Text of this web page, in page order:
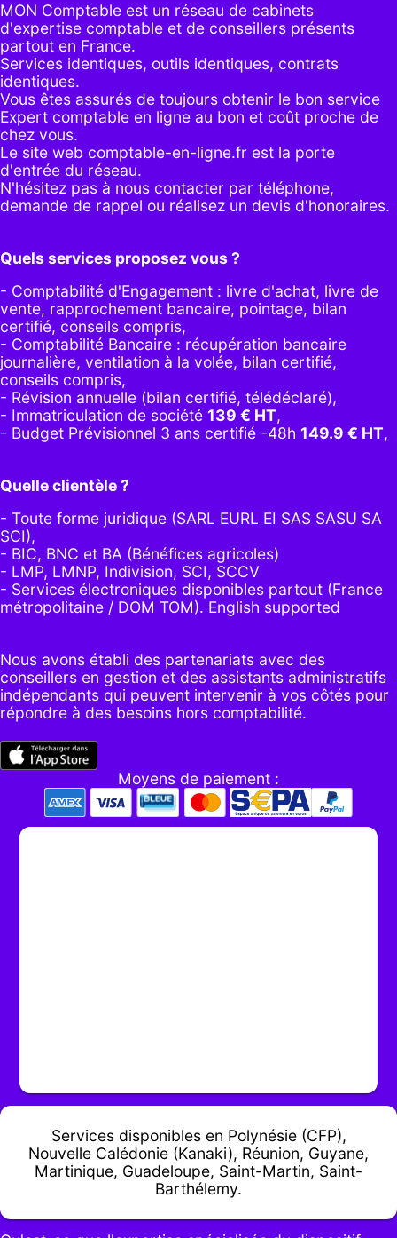
MON Comptable est un réseau de cabinets
d'expertise comptable et de conseillers présents
partout en France.
Services identiques, outils identiques, contrats
identiques.
Vous êtes assurés de toujours obtenir le bon service
Expert comptable en ligne au bon et coût proche de
chez vous.
Le site web comptable-en-ligne.fr est la porte
d'entrée du réseau.
N'hésitez pas à nous contacter par téléphone,
demande de rappel ou réalisez un devis d'honoraires.
Quels services proposez vous ?
- Comptabilité d'Engagement : livre d'achat, livre de
vente, rapprochement bancaire, pointage, bilan
certifié, conseils compris,
- Comptabilité Bancaire : récupération bancaire
journalière, ventilation à la volée, bilan certifié,
conseils compris,
- Révision annuelle (bilan certifié, télédéclaré),
- Immatriculation de société 139 € HT,
- Budget Prévisionnel 3 ans certifié -48h 149.9 € HT,
Quelle clientèle ?
- Toute forme juridique (SARL EURL EI SAS SASU SA
SCI),
- BIC, BNC et BA (Bénéfices agricoles)
- LMP, LMNP, Indivision, SCI, SCCV
- Services électroniques disponibles partout (France
métropolitaine / DOM TOM). English supported
Nous avons établi des partenariats avec des
conseillers en gestion et des assistants administratifs
indépendants qui peuvent intervenir à vos côtés pour
répondre à des besoins hors comptabilité.
Moyens de paiement :
Services disponibles en Polynésie (CFP),
Nouvelle Calédonie (Kanaki), Réunion, Guyane,
Martinique, Guadeloupe, Saint-Martin, Saint-
Barthélemy.